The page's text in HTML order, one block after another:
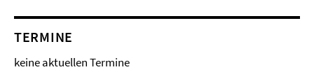
TERMINE
keine aktuellen Termine